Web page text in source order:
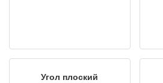
Угол плоский